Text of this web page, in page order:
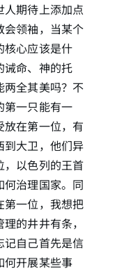
期待上添加点
领袖，当某个
核心应该是什
诫命、神的托
全其美吗？不
第一只能有一
在第一位，有
到大卫，他们异
，以色列的王首
治理国家。同
一位，我想把
的井井有条，
记自己首先是信
何开展某些事